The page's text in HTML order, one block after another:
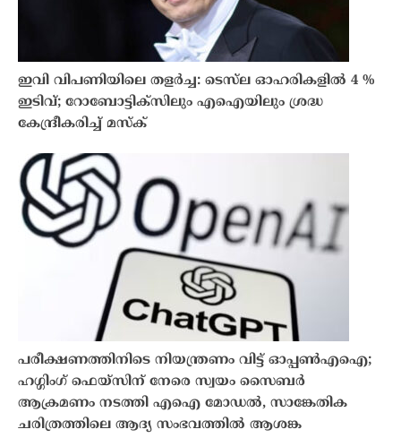
ഇവി വിപണിയിലെ തളർച്ച: ടെസ്‌ല ഓഹരികളിൽ 4 %
ഇടിവ്; റോബോട്ടിക്‌സിലും എഐയിലും ശ്രദ്ധ
കേന്ദ്രീകരിച്ച് മസ്‌ക്
പരീക്ഷണത്തിനിടെ നിയന്ത്രണം വിട്ട് ഓപ്പൺഎഐ;
ഹഗ്ഗിംഗ് ഫെയ്സിന് നേരെ സ്വയം സൈബർ
ആക്രമണം നടത്തി എഐ മോഡൽ, സാങ്കേതിക
ചരിത്രത്തിലെ ആദ്യ സംഭവത്തിൽ ആശങ്ക